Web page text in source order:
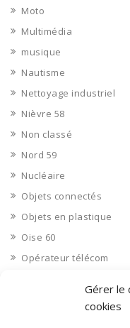
Gérer le
cookies
Moto
Multimédia
musique
Nautisme
Nettoyage industriel
Nièvre 58
Non classé
Nord 59
Nucléaire
Objets connectés
Objets en plastique
Oise 60
Opérateur télécom